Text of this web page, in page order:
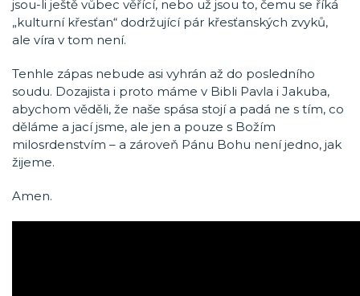
jsou-li ještě vůbec věřící, nebo už jsou to, čemu se říká
„kulturní křesťan“ dodržující pár křesťanských zvyků,
ale víra v tom není.
Tenhle zápas nebude asi vyhrán až do posledního
soudu. Dozajista i proto máme v Bibli Pavla i Jakuba,
abychom věděli, že naše spása stojí a padá ne s tím, co
děláme a jací jsme, ale jen a pouze s Božím
milosrdenstvím – a zároveň Pánu Bohu není jedno, jak
žijeme.
Amen.